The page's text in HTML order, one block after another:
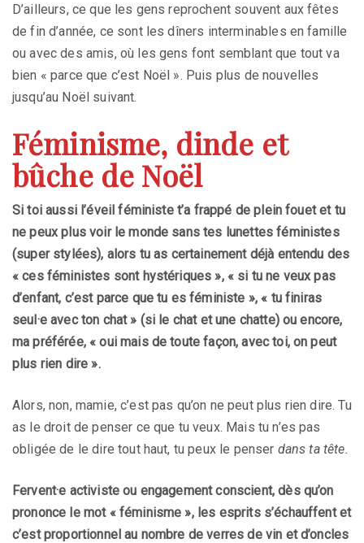
D’ailleurs, ce que les gens reprochent souvent aux fêtes
de fin d’année, ce sont les dîners interminables en famille
ou avec des amis, où les gens font semblant que tout va
bien « parce que c’est Noël ». Puis plus de nouvelles
jusqu’au Noël suivant.
Féminisme, dinde et
bûche de Noël
Si toi aussi l’éveil féministe t’a frappé de plein fouet et tu
ne peux plus voir le monde sans tes lunettes féministes
(super stylées), alors tu as certainement déjà entendu des
« ces féministes sont hystériques », « si tu ne veux pas
d’enfant, c’est parce que tu es féministe », « tu finiras
seul·e avec ton chat » (si le chat et une chatte) ou encore,
ma préférée, « oui mais de toute façon, avec toi, on peut
plus rien dire ».
Alors, non, mamie, c’est pas qu’on ne peut plus rien dire. Tu
as le droit de penser ce que tu veux. Mais tu n’es pas
obligée de le dire tout haut, tu peux le penser dans ta tête.
Fervent·e activiste ou engagement conscient, dès qu’on
prononce le mot « féminisme », les esprits s’échauffent et
c’est proportionnel au nombre de verres de vin et d’oncles